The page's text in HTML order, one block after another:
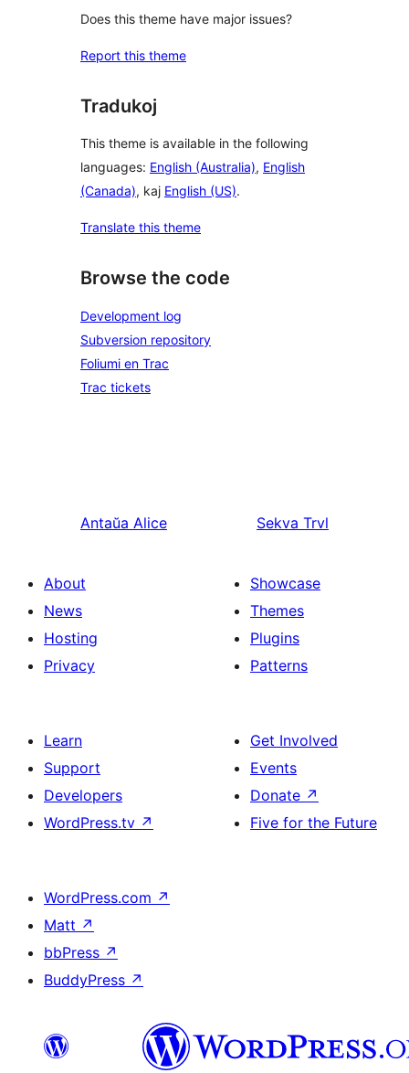
Does this theme have major issues?
Report this theme
Tradukoj
This theme is available in the following
languages: English (Australia), English
(Canada), kaj English (US).
Translate this theme
Browse the code
Development log
Subversion repository
Foliumi en Trac
Trac tickets
Antaŭa Alice Sekva Trvl
About
News
Hosting
Privacy
Showcase
Themes
Plugins
Patterns
Learn
Support
Developers
WordPress.tv ↗
Get Involved
Events
Donate ↗
Five for the Future
WordPress.com ↗
Matt ↗
bbPress ↗
BuddyPress ↗